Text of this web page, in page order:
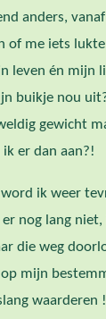
anders,
of me iets
leven én mijn
buikje nou
gewicht
er dan aan?!
ik weer
nog lang niet,
die weg
mijn
waarderen !